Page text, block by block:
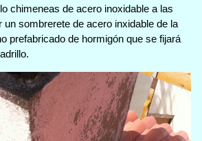
chimeneas de acero inoxidable a las
sombrerete de acero inxidable de la
prefabricado de hormigón que se fijará